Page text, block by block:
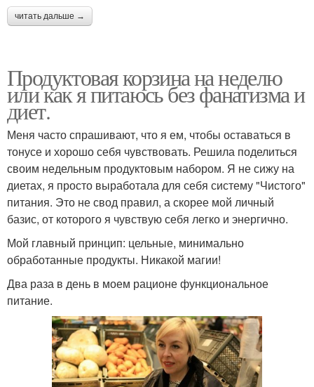
читать дальше →
Продуктовая корзина на неделю
или как я питаюсь без фанатизма и
диет.
Меня часто спрашивают, что я ем, чтобы оставаться в
тонусе и хорошо себя чувствовать. Решила поделиться
своим недельным продуктовым набором. Я не сижу на
диетах, я просто выработала для себя систему "Чистого"
питания. Это не свод правил, а скорее мой личный
базис, от которого я чувствую себя легко и энергично.
Мой главный принцип: цельные, минимально
обработанные продукты. Никакой магии!
Два раза в день в моем рационе функциональное
питание.